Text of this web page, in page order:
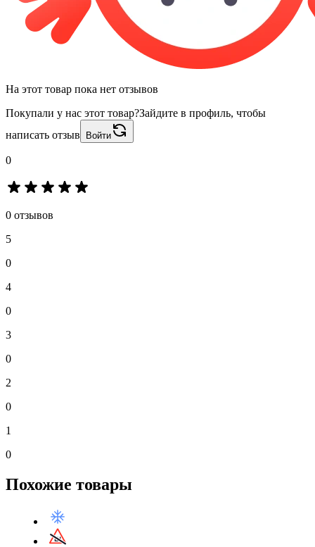
На этот товар пока нет отзывов
Покупали у нас этот товар?Зайдите в профиль, чтобы
написать отзыв
Войти
0
0 отзывов
5
0
4
0
3
0
2
0
1
0
Похожие товары